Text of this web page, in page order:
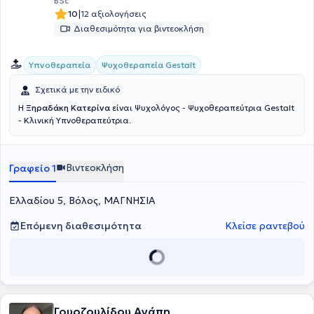
10|12 αξιολογήσεις
Διαθεσιμότητα για βιντεοκλήση
Υπνοθεραπεία Ψυχοθεραπεία Gestalt
Σχετικά με την ειδικό
Η Ξηραδάκη Κατερίνα είναι Ψυχολόγος - Ψυχοθεραπεύτρια Gestalt
- Κλινική Υπνοθεραπεύτρια.
Γραφείο 1 Βιντεοκλήση
Eλλαδίου 5, Βόλος, ΜΑΓΝΗΣΙΑ
Επόμενη διαθεσιμότητα
Κλείσε ραντεβού
Γουρζουλίδου Αγάπη